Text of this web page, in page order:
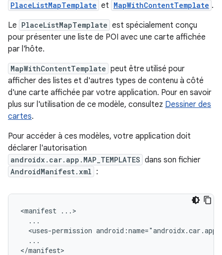
PlaceListMapTemplate et MapWithContentTemplate .
Le PlaceListMapTemplate est spécialement conçu
pour présenter une liste de POI avec une carte affichée
par l'hôte.
MapWithContentTemplate peut être utilisé pour
afficher des listes et d'autres types de contenu à côté
d'une carte affichée par votre application. Pour en savoir
plus sur l'utilisation de ce modèle, consultez Dessiner des
cartes.
Pour accéder à ces modèles, votre application doit
déclarer l'autorisation
androidx.car.app.MAP_TEMPLATES dans son fichier
AndroidManifest.xml :
<manifest
<uses-permission
...